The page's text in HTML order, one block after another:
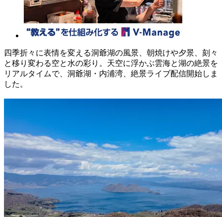
四季折々に表情を変える洞爺湖の風景、朝焼けや夕景、刻々
と移り変わる空と水の彩り。天空に浮かぶ雲海と湖の絶景を
リアルタイムで、洞爺湖・内浦湾、絶景ライブ配信開始しま
した。